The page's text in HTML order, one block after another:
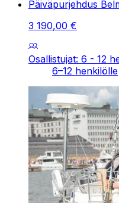
Päiväpurjehdus
3 190,00 €
Osallistujat: 6 - 12
6–12 henkilölle